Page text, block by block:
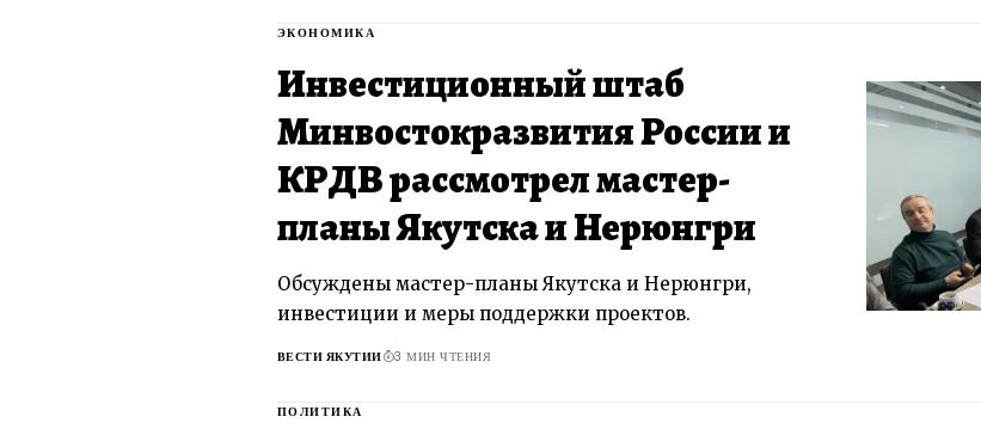
ЭКОНОМИКА
Инвестиционный штаб
Минвостокразвития России и
КРДВ рассмотрел мастер-
планы Якутска и Нерюнгри
Обсуждены мастер-планы Якутска и Нерюнгри,
инвестиции и меры поддержки проектов.
ВЕСТИ ЯКУТИИ 3 МИН ЧТЕНИЯ
ПОЛИТИКА